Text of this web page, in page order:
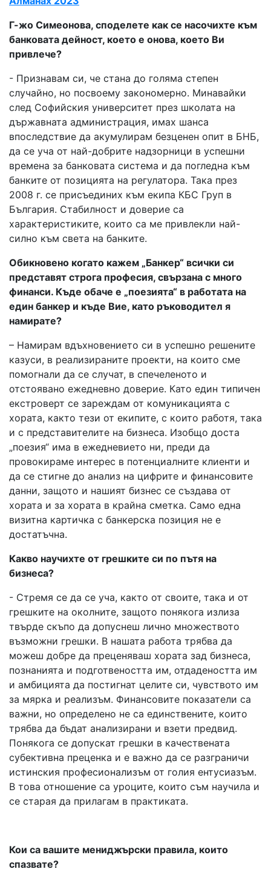
Г-жо Симеонова, споделете как се насочихте към
банковата дейност, което е онова, което Ви
привлече?
- Признавам си, че стана до голяма степен
случайно, но посвоему закономерно. Минавайки
след Софийския университет през школата на
държавната администрация, имах шанса
впоследствие да акумулирам безценен опит в БНБ,
да се уча от най-добрите надзорници в успешни
времена за банковата система и да погледна към
банките от позицията на регулатора. Така през
2008 г. се присъединих към екипа КБС Груп в
България. Стабилност и доверие са
характеристиките, които са ме привлекли най-
силно към света на банките.
Обикновено когато кажем „Банкер“ всички си
представят строга професия, свързана с много
финанси. Къде обаче е „поезията“ в работата на
един банкер и къде Вие, като ръководител я
намирате?
– Намирам вдъхновението си в успешно решените
казуси, в реализираните проекти, на които сме
помогнали да се случат, в спечеленото и
отстоявано ежедневно доверие. Като един типичен
екстроверт се зареждам от комуникацията с
хората, както тези от екипите, с които работя, така
и с представителите на бизнеса. Изобщо доста
„поезия“ има в ежедневието ни, преди да
провокираме интерес в потенциалните клиенти и
да се стигне до анализ на цифрите и финансовите
данни, защото и нашият бизнес се създава от
хората и за хората в крайна сметка. Само една
визитна картичка с банкерска позиция не е
достатъчна.
Какво научихте от грешките си по пътя на
бизнеса?
- Стремя се да се уча, както от своите, така и от
грешките на околните, защото понякога излиза
твърде скъпо да допуснеш лично множеството
възможни грешки. В нашата работа трябва да
можеш добре да преценяваш хората зад бизнеса,
познанията и подготвеността им, отдадеността им
и амбицията да постигнат целите си, чувството им
за мярка и реализъм. Финансовите показатели са
важни, но определено не са единствените, които
трябва да бъдат анализирани и взети предвид.
Понякога се допускат грешки в качествената
субективна преценка и е важно да се разграничи
истинския професионализъм от голия ентусиазъм.
В това отношение са уроците, които съм научила и
се старая да прилагам в практиката.
Кои са вашите мениджърски правила, които
спазвате?